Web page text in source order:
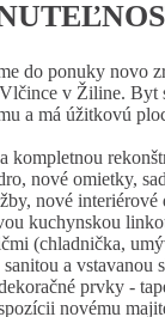
do ponuky novo
v Žiline. Byt
a má úžitkovú
kompletnou
nové omietky,
nové interiérové
kuchynskou
(chladnička,
a vstavanou
prvky -
novému